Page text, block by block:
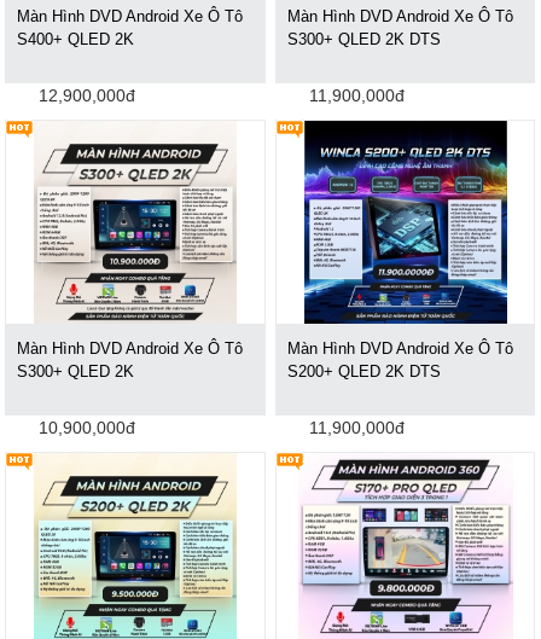
Màn Hình DVD Android Xe Ô Tô
S400+ QLED 2K
12,900,000đ
Màn Hình DVD Android Xe Ô Tô
S300+ QLED 2K DTS
11,900,000đ
Màn Hình DVD Android Xe Ô Tô
S300+ QLED 2K
10,900,000đ
Màn Hình DVD Android Xe Ô Tô
S200+ QLED 2K DTS
11,900,000đ